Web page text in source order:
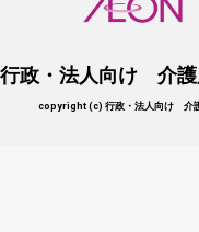
行政・法人向け 介護
copyright (c) 行政・法人向け 介